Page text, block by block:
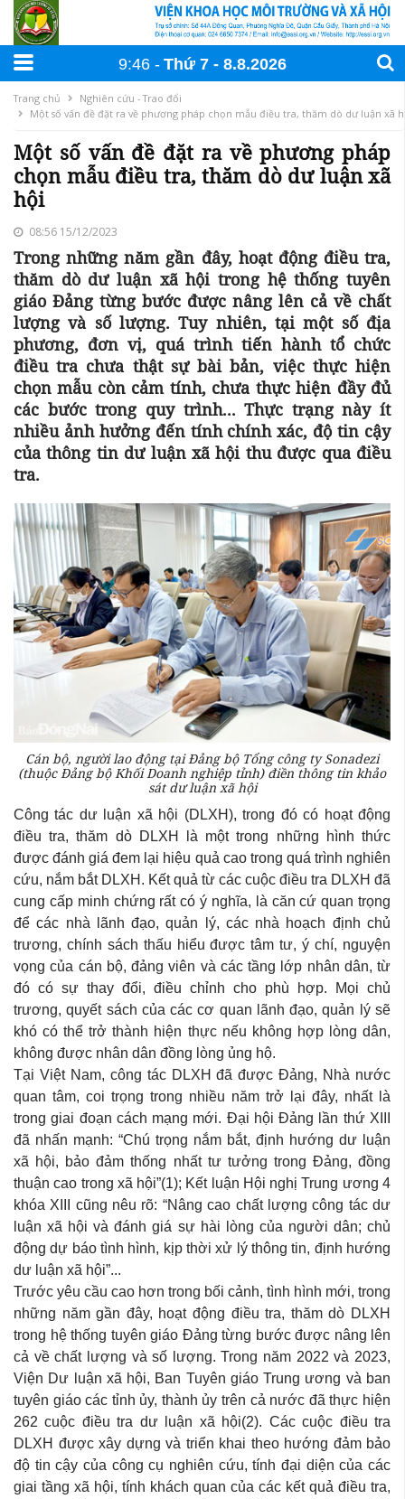
9:46 Thứ 7 8.8.2026
Trang chủ
Nghiên cứu - Trao đổi
Một số vấn đề đặt ra về phương pháp chọn mẫu điều tra, thăm dò dư luận xã
Một số vấn đề đặt ra về phương pháp
chọn mẫu điều tra, thăm dò dư luận xã
hội
08:56 15/12/2023
Trong những năm gần đây, hoạt động điều tra,
thăm dò dư luận xã hội trong hệ thống tuyên
giáo Đảng từng bước được nâng lên cả về chất
lượng và số lượng. Tuy nhiên, tại một số địa
phương, đơn vị, quá trình tiến hành tổ chức
điều tra chưa thật sự bài bản, việc thực hiện
chọn mẫu còn cảm tính, chưa thực hiện đầy đủ
các bước trong quy trình... Thực trạng này ít
nhiều ảnh hưởng đến tính chính xác, độ tin cậy
của thông tin dư luận xã hội thu được qua điều
tra.
Cán bộ, người lao động tại Đảng bộ Tổng công ty Sonadezi
(thuộc Đảng bộ Khối Doanh nghiệp tỉnh) điền thông tin khảo
sát dư luận xã hội
Công tác dư luận xã hội (DLXH), trong đó có hoạt động
điều tra, thăm dò DLXH là một trong những hình thức
được đánh giá đem lại hiệu quả cao trong quá trình nghiên
cứu, nắm bắt DLXH. Kết quả từ các cuộc điều tra DLXH đã
cung cấp minh chứng rất có ý nghĩa, là căn cứ quan trọng
để các nhà lãnh đạo, quản lý, các nhà hoạch định chủ
trương, chính sách thấu hiểu được tâm tư, ý chí, nguyện
vọng của cán bộ, đảng viên và các tầng lớp nhân dân, từ
đó có sự thay đổi, điều chỉnh cho phù hợp. Mọi chủ
trương, quyết sách của các cơ quan lãnh đạo, quản lý sẽ
khó có thể trở thành hiện thực nếu không hợp lòng dân,
không được nhân dân đồng lòng ủng hộ.
Tại Việt Nam, công tác DLXH đã được Đảng, Nhà nước
quan tâm, coi trọng trong nhiều năm trở lại đây, nhất là
trong giai đoạn cách mạng mới. Đại hội Đảng lần thứ XIII
đã nhấn mạnh: “Chú trọng nắm bắt, định hướng dư luận
xã hội, bảo đảm thống nhất tư tưởng trong Đảng, đồng
thuận cao trong xã hội”(1); Kết luận Hội nghị Trung ương 4
khóa XIII cũng nêu rõ: “Nâng cao chất lượng công tác dư
luận xã hội và đánh giá sự hài lòng của người dân; chủ
động dự báo tình hình, kịp thời xử lý thông tin, định hướng
dư luận xã hội”...
Trước yêu cầu cao hơn trong bối cảnh, tình hình mới, trong
những năm gần đây, hoạt động điều tra, thăm dò DLXH
trong hệ thống tuyên giáo Đảng từng bước được nâng lên
cả về chất lượng và số lượng. Trong năm 2022 và 2023,
Viện Dư luận xã hội, Ban Tuyên giáo Trung ương và ban
tuyên giáo các tỉnh ủy, thành ủy trên cả nước đã thực hiện
262 cuộc điều tra dư luận xã hội(2). Các cuộc điều tra
DLXH được xây dựng và triển khai theo hướng đảm bảo
độ tin cậy của công cụ nghiên cứu, tính đại diện của các
giai tầng xã hội, tính khách quan của các kết quả điều tra,